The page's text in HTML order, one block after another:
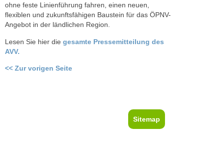
ohne feste Linienführung fahren, einen neuen,
flexiblen und zukunftsfähigen Baustein für das ÖPNV-
Angebot in der ländlichen Region.
Lesen Sie hier die gesamte Pressemitteilung des
AVV.
<< Zur vorigen Seite
Sitemap